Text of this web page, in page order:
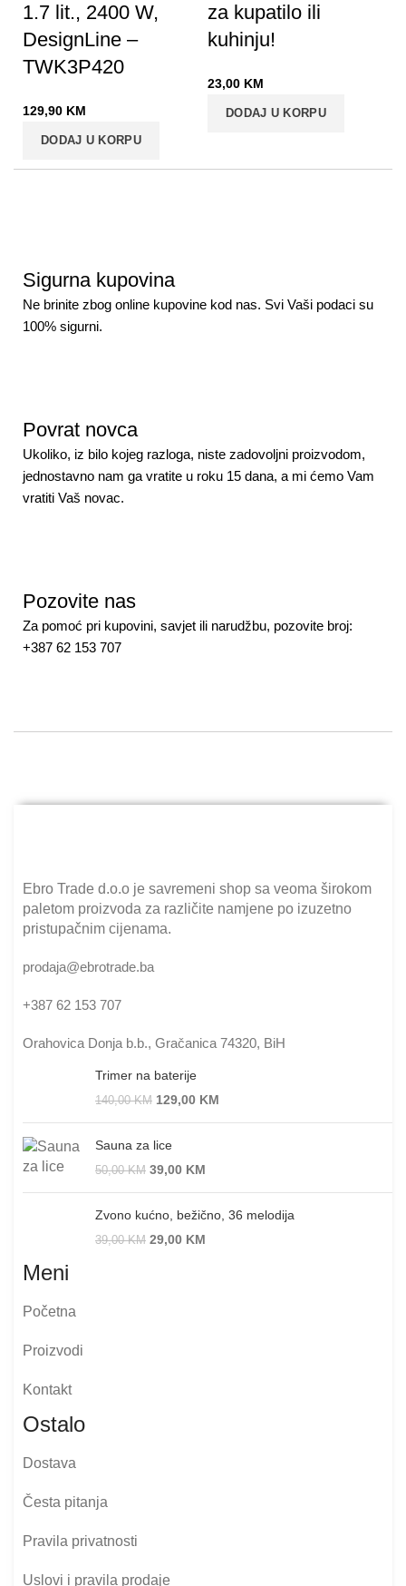
1.7 lit., 2400 W,
DesignLine –
TWK3P420
129,90 KM
DODAJ U KORPU
za kupatilo ili
kuhinju!
23,00 KM
DODAJ U KORPU
Sigurna kupovina
Ne brinite zbog online kupovine kod nas. Svi Vaši podaci su
100% sigurni.
Povrat novca
Ukoliko, iz bilo kojeg razloga, niste zadovoljni proizvodom,
jednostavno nam ga vratite u roku 15 dana, a mi ćemo Vam
vratiti Vaš novac.
Pozovite nas
Za pomoć pri kupovini, savjet ili narudžbu, pozovite broj:
+387 62 153 707
Ebro Trade d.o.o je savremeni shop sa veoma širokom
paletom proizvoda za različite namjene po izuzetno
pristupačnim cijenama.
prodaja@ebrotrade.ba
+387 62 153 707
Orahovica Donja b.b., Gračanica 74320, BiH
Trimer na baterije
140,00KM 129,00 KM
Sauna za lice
50,00KM 39,00 KM
Zvono kućno, bežično, 36 melodija
39,00KM 29,00 KM
Meni
Početna
Proizvodi
Kontakt
Ostalo
Dostava
Česta pitanja
Pravila privatnosti
Uslovi i pravila prodaje